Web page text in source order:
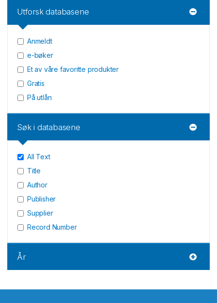
Utforsk databasene
Anmeldt
e-bøker
Et av våre favoritte produkter
Gratis
På utlån
Søk i databasene
All Text
Title
Author
Publisher
Supplier
Record Number
År